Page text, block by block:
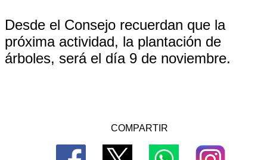
Desde el Consejo recuerdan que la
próxima actividad, la plantación de
árboles, será el día 9 de noviembre.
COMPARTIR